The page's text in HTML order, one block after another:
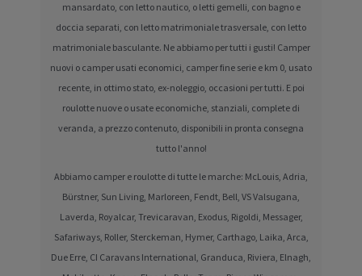
mansardato, con letto nautico, o letti gemelli, con bagno e
doccia separati, con letto matrimoniale trasversale, con letto
matrimoniale basculante. Ne abbiamo per tutti i gusti! Camper
nuovi o camper usati economici, camper fine serie e km 0, usato
recente, in ottimo stato, ex-noleggio, occasioni per tutti. E poi
roulotte nuove o usate economiche, stanziali, complete di
veranda, a prezzo contenuto, disponibili in pronta consegna
tutto l'anno!
Abbiamo camper e roulotte di tutte le marche: McLouis, Adria,
Bürstner, Sun Living, Marloreen, Fendt, Bell, VS Valsugana,
Laverda, Royalcar, Trevicaravan, Exodus, Rigoldi, Messager,
Safariways, Roller, Sterckeman, Hymer, Carthago, Laika, Arca,
Due Erre, CI Caravans International, Granduca, Riviera, Elnagh,